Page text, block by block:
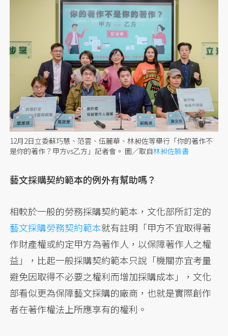
12月2日立委蘇巧慧、范雲、伍麗華、林昶佐等舉行「你的著作不
是你的著作？甲方vs乙方」記者會。 圖／取自林昶佐臉書
藝文採購契約範本的例外有幫助嗎？
相較於一般的勞務採購契約範本，文化部所訂定的
藝文採購勞務契約範本就有註明「甲方不宜取得著
作財產權或約定甲方為著作人，以保障著作人之權
益」，比起一般採購契約範本只說「機關亦宜考量
避免因取得不必要之權利而增加採購成本」，文化
部看似更為保障藝文採購的廠商，也就是實際創作
者在著作權法上所應享有的權利。